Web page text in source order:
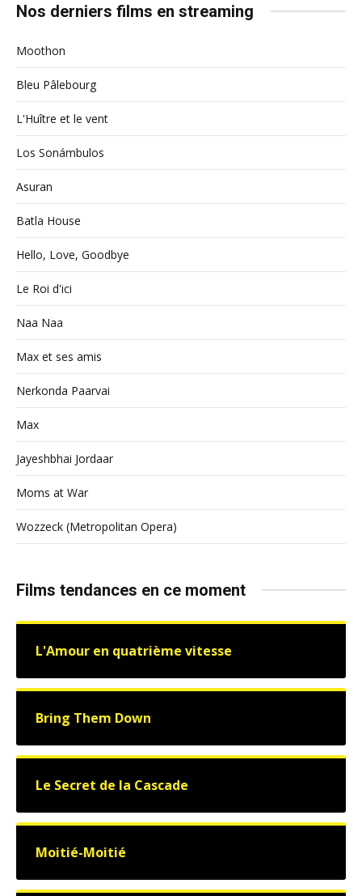
Nos derniers films en streaming
Moothon
Bleu Pâlebourg
L'Huître et le vent
Los Sonámbulos
Asuran
Batla House
Hello, Love, Goodbye
Le Roi d'ici
Naa Naa
Max et ses amis
Nerkonda Paarvai
Max
Jayeshbhai Jordaar
Moms at War
Wozzeck (Metropolitan Opera)
Films tendances en ce moment
L'Amour en quatrième vitesse
Bring Them Down
Le Secret de la Cascade
Moitié-Moitié